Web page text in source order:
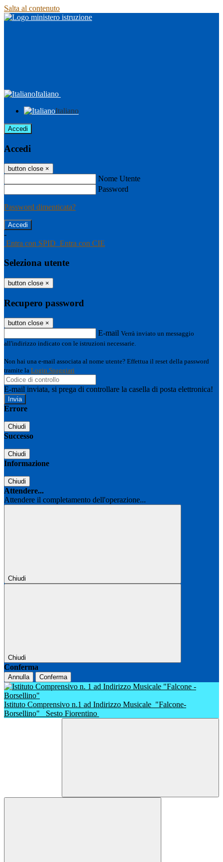
Salta al contenuto
Italiano
Italiano
Accedi
Accedi
button close ×
Nome Utente
Password
Password dimenticata?
-
Entra con SPID Entra con CIE
Seleziona utente
button close ×
Recupero password
button close ×
E-mail Verrà inviato un messaggio
all'indirizzo indicato con le istruzioni necessarie.
Non hai una e-mail associata al nome utente? Effettua il reset della password
tramite la Login Spaggiari
E-mail inviata, si prega di controllare la casella di posta elettronica!
Errore
Chiudi
Successo
Chiudi
Informazione
Chiudi
Attendere...
Attendere il completamento dell'operazione...
Chiudi
Chiudi
Conferma
Annulla Conferma
Istituto Comprensivo n.1 ad Indirizzo Musicale "Falcone-
Borsellino"
Sesto Fiorentino